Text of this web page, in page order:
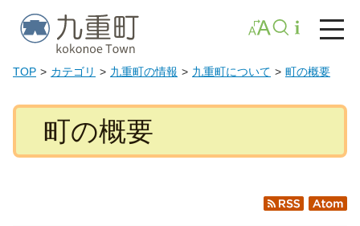
TOP カテゴリ 九重町の情報 九重町について 町の概要
町の概要